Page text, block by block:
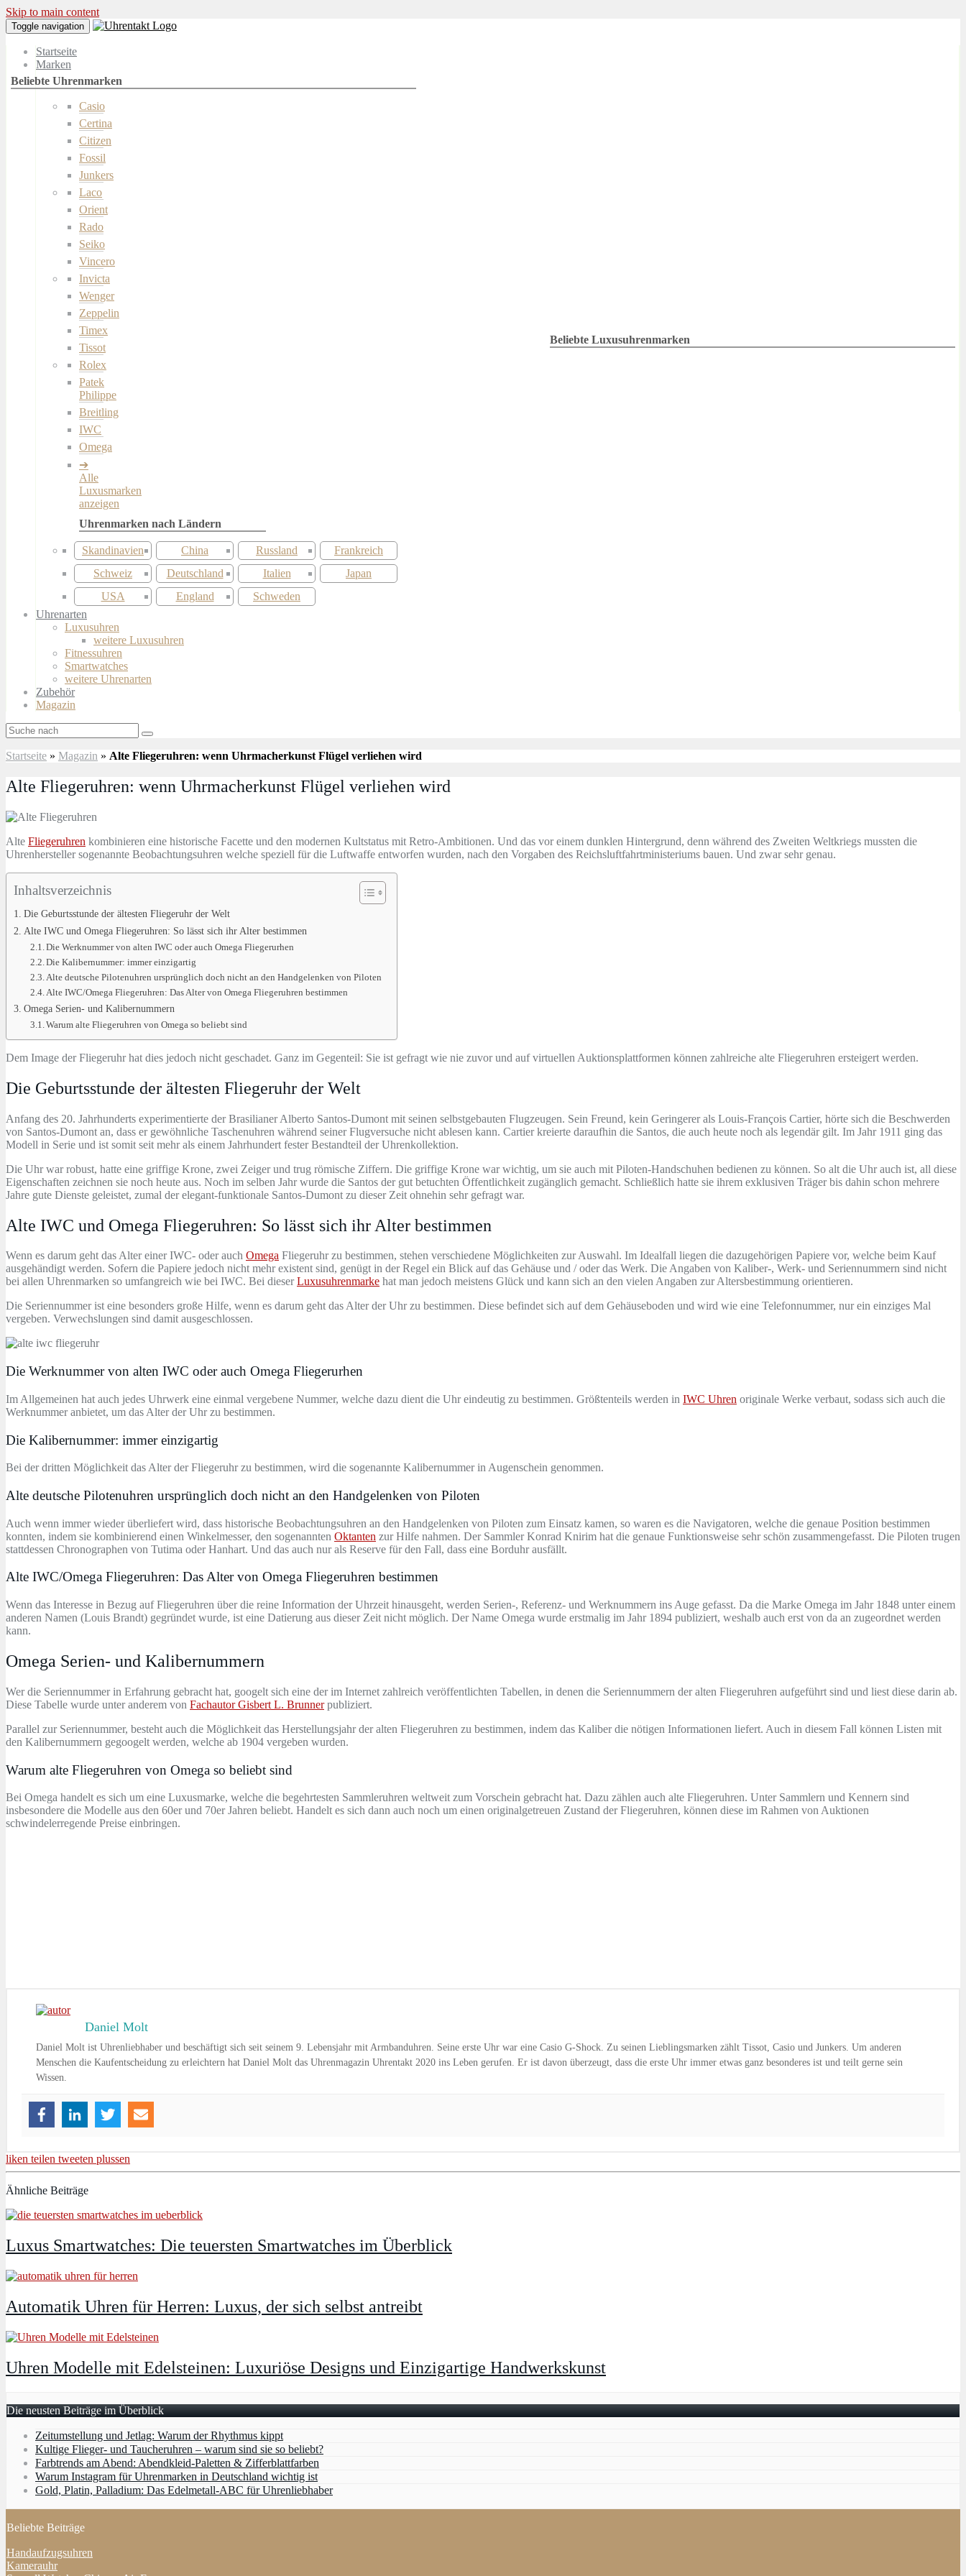
Skip to main content
Toggle navigation
Startseite
Marken
Casio
Certina
Citizen
Fossil
Junkers
Laco
Orient
Rado
Seiko
Vincero
Invicta
Wenger
Zeppelin
Timex
Tissot
Rolex
Patek
Philippe
Breitling
IWC
Omega
Alle
Luxusmarken
anzeigen
Skandinavien China Russland
Frankreich
Schweiz
Deutschland Italien
Japan
USA
England
Schweden
Uhrenarten
Luxusuhren
weitere Luxusuhren
Fitnessuhren
Smartwatches
weitere Uhrenarten
Zubehör
Magazin
Startseite » Magazin » Alte Fliegeruhren: wenn Uhrmacherkunst Flügel verliehen wird
Alte Fliegeruhren: wenn Uhrmacherkunst Flügel verliehen wird
Alte Fliegeruhren kombinieren eine historische Facette und den modernen Kultstatus mit Retro-Ambitionen. Und das vor einem dunklen Hintergrund, denn während des Zweiten Weltkriegs mussten die
Uhrenhersteller sogenannte Beobachtungsuhren welche speziell für die Luftwaffe entworfen wurden, nach den Vorgaben des Reichsluftfahrtministeriums bauen. Und zwar sehr genau.
Inhaltsverzeichnis
Die Geburtsstunde der ältesten Fliegeruhr der Welt
Alte IWC und Omega Fliegeruhren: So lässt sich ihr Alter bestimmen
Die Werknummer von alten IWC oder auch Omega Fliegerurhen
Die Kalibernummer: immer einzigartig
Alte deutsche Pilotenuhren ursprünglich doch nicht an den Handgelenken von Piloten
Alte IWC/Omega Fliegeruhren: Das Alter von Omega Fliegeruhren bestimmen
Omega Serien- und Kalibernummern
Warum alte Fliegeruhren von Omega so beliebt sind
Dem Image der Fliegeruhr hat dies jedoch nicht geschadet. Ganz im Gegenteil: Sie ist gefragt wie nie zuvor und auf virtuellen Auktionsplattformen können zahlreiche alte Fliegeruhren ersteigert werden.
Die Geburtsstunde der ältesten Fliegeruhr der Welt
Anfang des 20. Jahrhunderts experimentierte der Brasilianer Alberto Santos-Dumont mit seinen selbstgebauten Flugzeugen. Sein Freund, kein Geringerer als Louis-François Cartier, hörte sich die Beschwerden
von Santos-Dumont an, dass er gewöhnliche Taschenuhren während seiner Flugversuche nicht ablesen kann. Cartier kreierte daraufhin die Santos, die auch heute noch als legendär gilt. Im Jahr 1911 ging das
Modell in Serie und ist somit seit mehr als einem Jahrhundert fester Bestandteil der Uhrenkollektion.
Die Uhr war robust, hatte eine griffige Krone, zwei Zeiger und trug römische Ziffern. Die griffige Krone war wichtig, um sie auch mit Piloten-Handschuhen bedienen zu können. So alt die Uhr auch ist, all diese
Eigenschaften zeichnen sie noch heute aus. Noch im selben Jahr wurde die Santos der gut betuchten Öffentlichkeit zugänglich gemacht. Schließlich hatte sie ihrem exklusiven Träger bis dahin schon mehrere
Jahre gute Dienste geleistet, zumal der elegant-funktionale Santos-Dumont zu dieser Zeit ohnehin sehr gefragt war.
Alte IWC und Omega Fliegeruhren: So lässt sich ihr Alter bestimmen
Wenn es darum geht das Alter einer IWC- oder auch Omega Fliegeruhr zu bestimmen, stehen verschiedene Möglichkeiten zur Auswahl. Im Idealfall liegen die dazugehörigen Papiere vor, welche beim Kauf
ausgehändigt werden. Sofern die Papiere jedoch nicht mehr existent sind, genügt in der Regel ein Blick auf das Gehäuse und / oder das Werk. Die Angaben von Kaliber-, Werk- und Seriennummern sind nicht
bei allen Uhrenmarken so umfangreich wie bei IWC. Bei dieserLuxusuhrenmarke hat man jedoch meistens Glück und kann sich an den vielen Angaben zur Altersbestimmung orientieren.
Die Seriennummer ist eine besonders große Hilfe, wenn es darum geht das Alter der Uhr zu bestimmen. Diese befindet sich auf dem Gehäuseboden und wird wie eine Telefonnummer, nur ein einziges Mal
vergeben. Verwechslungen sind damit ausgeschlossen.
Die Werknummer von alten IWC oder auch Omega Fliegerurhen
Im Allgemeinen hat auch jedes Uhrwerk eine einmal vergebene Nummer, welche dazu dient die Uhr eindeutig zu bestimmen. Größtenteils werden in IWC Uhren originale Werke verbaut, sodass sich auch die
Werknummer anbietet, um das Alter der Uhr zu bestimmen.
Die Kalibernummer: immer einzigartig
Bei der dritten Möglichkeit das Alter der Fliegeruhr zu bestimmen, wird die sogenannte Kalibernummer in Augenschein genommen.
Alte deutsche Pilotenuhren ursprünglich doch nicht an den Handgelenken von Piloten
Auch wenn immer wieder überliefert wird, dass historische Beobachtungsuhren an den Handgelenken von Piloten zum Einsatz kamen, so waren es die Navigatoren, welche die genaue Position bestimmen
konnten, indem sie kombinierend einen Winkelmesser, den sogenannten Oktanten zur Hilfe nahmen. Der Sammler Konrad Knirim hat die genaue Funktionsweise sehr schön zusammengefasst. Die Piloten trugen
stattdessen Chronographen von Tutima oder Hanhart. Und das auch nur als Reserve für den Fall, dass eine Borduhr ausfällt.
Alte IWC/Omega Fliegeruhren: Das Alter von Omega Fliegeruhren bestimmen
Wenn das Interesse in Bezug auf Fliegeruhren über die reine Information der Uhrzeit hinausgeht, werden Serien-, Referenz- und Werknummern ins Auge gefasst. Da die Marke Omega im Jahr 1848 unter einem
anderen Namen (Louis Brandt) gegründet wurde, ist eine Datierung aus dieser Zeit nicht möglich. Der Name Omega wurde erstmalig im Jahr 1894 publiziert, weshalb auch erst von da an zugeordnet werden
kann.
Omega Serien- und Kalibernummern
Wer die Seriennummer in Erfahrung gebracht hat, googelt sich eine der im Internet zahlreich veröffentlichten Tabellen, in denen die Seriennummern der alten Fliegeruhren aufgeführt sind und liest diese darin ab.
Diese Tabelle wurde unter anderem von Fachautor Gisbert L. Brunnerpubliziert.
Parallel zur Seriennummer, besteht auch die Möglichkeit das Herstellungsjahr der alten Fliegeruhren zu bestimmen, indem das Kaliber die nötigen Informationen liefert. Auch in diesem Fall können Listen mit
den Kalibernummern gegoogelt werden, welche ab 1904 vergeben wurden.
Warum alte Fliegeruhren von Omega so beliebt sind
Bei Omega handelt es sich um eine Luxusmarke, welche die begehrtesten Sammleruhren weltweit zum Vorschein gebracht hat. Dazu zählen auch alte Fliegeruhren. Unter Sammlern und Kennern sind
insbesondere die Modelle aus den 60er und 70er Jahren beliebt. Handelt es sich dann auch noch um einen originalgetreuen Zustand der Fliegeruhren, können diese im Rahmen von Auktionen
schwindelerregende Preise einbringen.
Daniel Molt
Daniel Molt ist Uhrenliebhaber und beschäftigt sich seit seinem 9. Lebensjahr mit Armbanduhren. Seine erste Uhr war eine Casio G-Shock. Zu seinen Lieblingsmarken zählt Tissot, Casio und Junkers. Um anderen
Menschen die Kaufentscheidung zu erleichtern hat Daniel Molt das Uhrenmagazin Uhrentakt 2020 ins Leben gerufen. Er ist davon überzeugt, dass die erste Uhr immer etwas ganz besonderes ist und teilt gerne sein
Wissen.
liken teilen tweeten plussen
Ähnliche Beiträge
Luxus Smartwatches: Die teuersten Smartwatches im Überblick
Automatik Uhren für Herren: Luxus, der sich selbst antreibt
Uhren Modelle mit Edelsteinen: Luxuriöse Designs und Einzigartige Handwerkskunst
Die neusten Beiträge im Überblick
Zeitumstellung und Jetlag: Warum der Rhythmus kippt
Kultige Flieger- und Taucheruhren – warum sind sie so beliebt?
Farbtrends am Abend: Abendkleid-Paletten & Zifferblattfarben
Warum Instagram für Uhrenmarken in Deutschland wichtig ist
Gold, Platin, Palladium: Das Edelmetall-ABC für Uhrenliebhaber
Beliebte Beiträge
Handaufzugsuhren
Kamerauhr